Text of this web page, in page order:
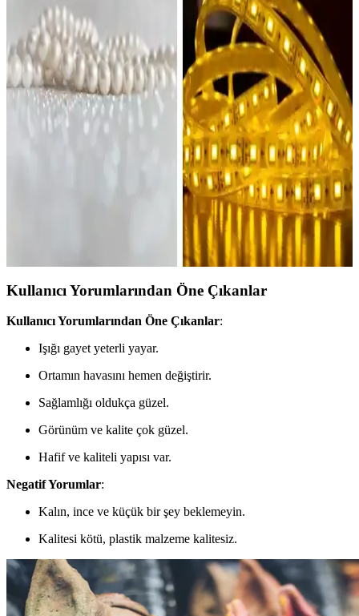
Claire detaylı karşılaştırması, malzeme, tasarım, kullanım kolaylığı
ve kullanıcı deneyimleriyle değerlendirildi.
Homing Milano ve Vivido Abajur Modellerinin
Karşılaştırması ve Özellikleri
Homing Milano ve Vivido abajurlarını detaylı karşılaştırıyoruz.
Boyut, malzeme, kullanım alanı ve tasarım özellikleriyle ilgili
bilgilerle seçim yapmanıza yardımcı oluyoruz.
Evde Abajur Yapımı İçin Temel Malzemeler ve
Evde abajur yapımı için temel malzemeler ve pratik yöntemler
detaylıca ele alınıyor. Güvenlik ve estetik açıdan önemli ipuçlarıyla,
kişisel dekorasyon için özgün tasarımlar oluşturabilirsiniz.
Kullanıcı Yorumlarından Öne Çıkanlar
Kullanıcı Yorumlarından Öne Çıkanlar:
Işığı gayet yeterli yayar.
Ortamın havasını hemen değiştirir.
Sağlamlığı oldukça güzel.
Görünüm ve kalite çok güzel.
Hafif ve kaliteli yapısı var.
Negatif Yorumlar:
Kalın, ince ve küçük bir şey beklemeyin.
Kalitesi kötü, plastik malzeme kalitesiz.